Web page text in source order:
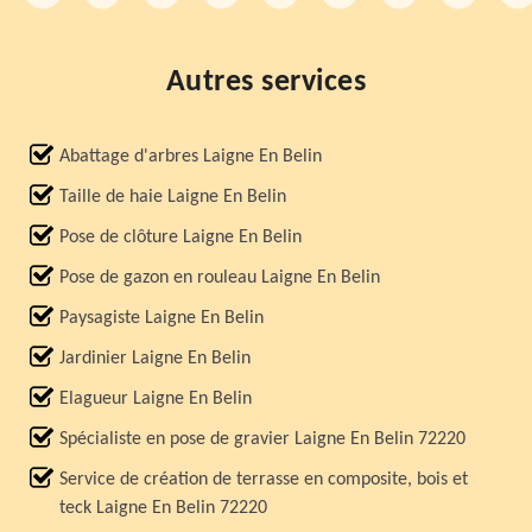
Autres services
Abattage d'arbres Laigne En Belin
Taille de haie Laigne En Belin
Pose de clôture Laigne En Belin
Pose de gazon en rouleau Laigne En Belin
Paysagiste Laigne En Belin
Jardinier Laigne En Belin
Elagueur Laigne En Belin
Spécialiste en pose de gravier Laigne En Belin 72220
Service de création de terrasse en composite, bois et
teck Laigne En Belin 72220